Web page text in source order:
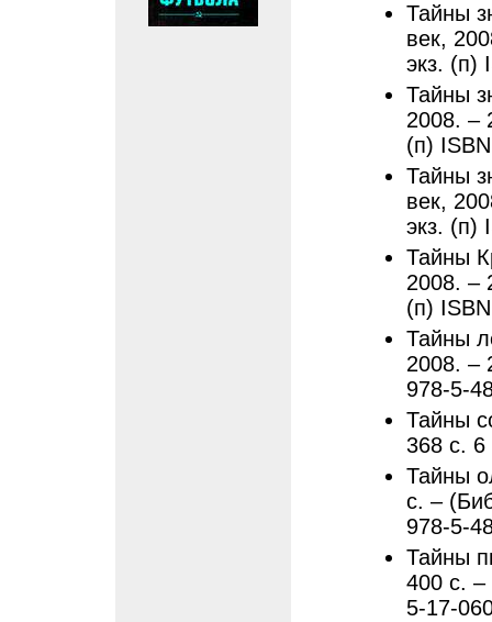
Тайны
век,
экз. (п)
Тайны
2008. –
(п)
Тайны
век,
экз. (п)
Тайны
2008. –
(п)
Тайны
2008. –
978-5-
Тайны
368 с. 6
Тайны
с. –
978-5-
Тайны
400 с.
5-17-